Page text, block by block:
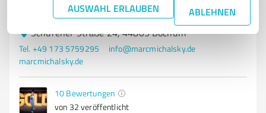
AUSWAHL ERLAUBEN ABLEHNEN
Schürener Straße 24, 44805 Bochum
Tel. +49 173 5759295
info@marcmichalsky.de
marcmichalsky.de
10 Bewertungen
von 32 veröffentlicht